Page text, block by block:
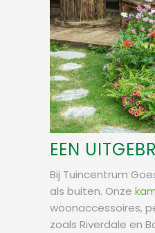
EEN
Bij Tuincentrum
als buiten. Onze
woonaccessoires,
zoals Riverdale en